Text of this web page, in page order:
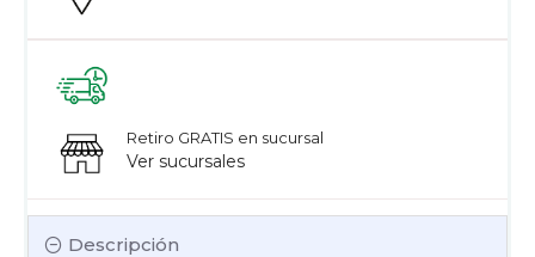
Descripción
Retiro GRATIS en sucursal
Ver sucursales